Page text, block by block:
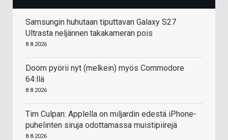
Samsungin huhutaan tiputtavan Galaxy S27
Ultrasta neljännen takakameran pois
8.8.2026
Doom pyörii nyt (melkein) myös Commodore
64:llä
8.8.2026
Tim Culpan: Applella on miljardin edestä iPhone-
puhelinten siruja odottamassa muistipiirejä
8.8.2026